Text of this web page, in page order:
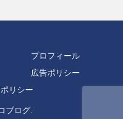
プロフィール
広告ポリシー
リシー
ブログ.